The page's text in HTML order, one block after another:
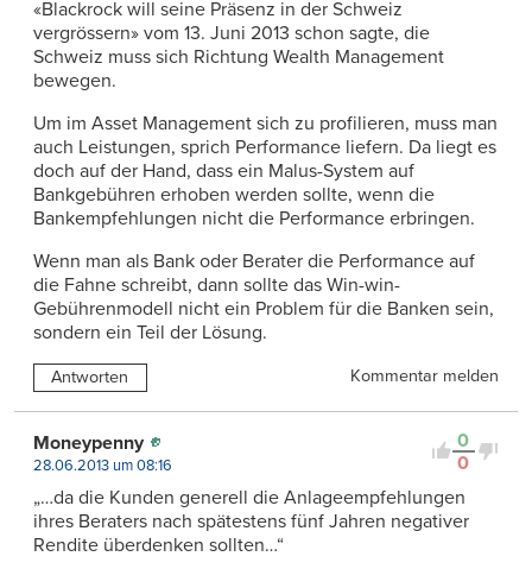
«Blackrock will seine Präsenz in der Schweiz
vergrössern» vom 13. Juni 2013 schon sagte, die
Schweiz muss sich Richtung Wealth Management
bewegen.
Um im Asset Management sich zu profilieren, muss man
auch Leistungen, sprich Performance liefern. Da liegt es
doch auf der Hand, dass ein Malus-System auf
Bankgebühren erhoben werden sollte, wenn die
Bankempfehlungen nicht die Performance erbringen.
Wenn man als Bank oder Berater die Performance auf
die Fahne schreibt, dann sollte das Win-win-
Gebührenmodell nicht ein Problem für die Banken sein,
sondern ein Teil der Lösung.
Antworten Kommentar melden
0
0
Moneypenny
28.06.2013 um 08:16
„…da die Kunden generell die Anlageempfehlungen
ihres Beraters nach spätestens fünf Jahren negativer
Rendite überdenken sollten…“